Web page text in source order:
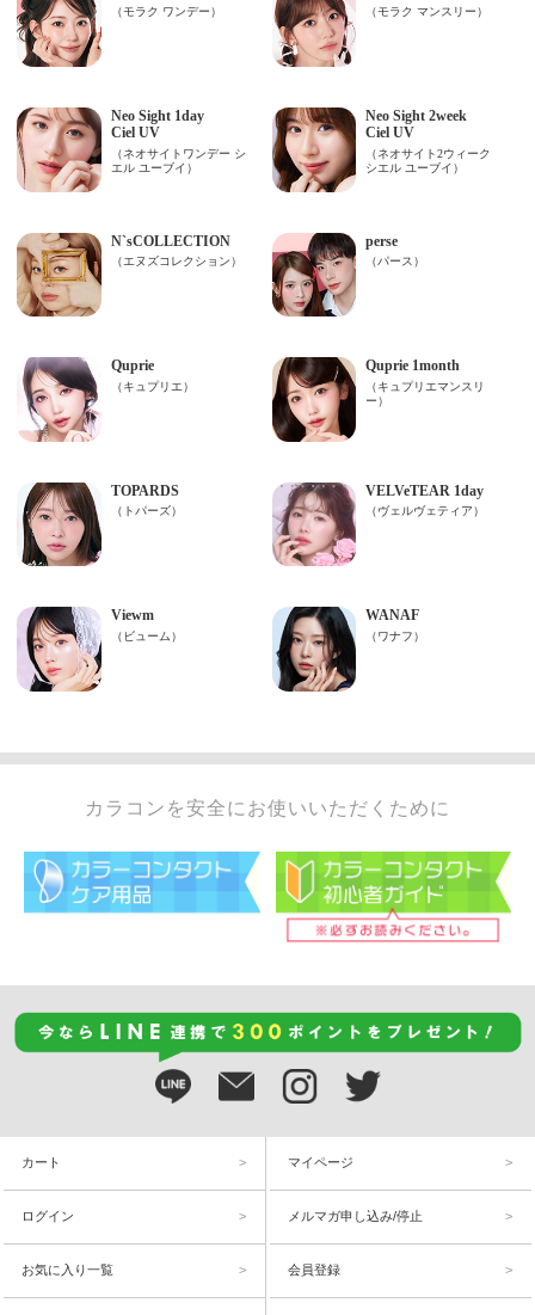
カラコンを安全にお使いいただくために
カート マイページ
ログイン メルマガ申し込み/停止
お気に入り一覧 会員登録